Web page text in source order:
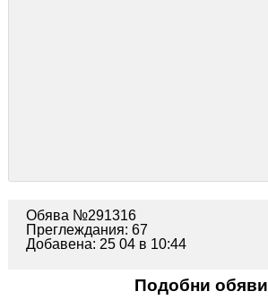
Обява №291316
Преглеждания: 67
Добавена: 25 04 в 10:44
Подобни обяви